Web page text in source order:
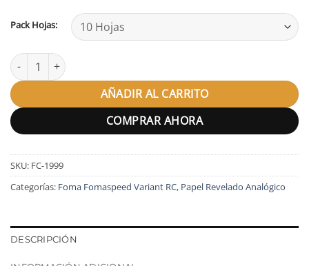
Pack Hojas:
Papel Fomaspeed Variant 50x60 cantidad
AÑADIR AL CARRITO
COMPRAR AHORA
SKU: FC-1999
Categorías: Foma Fomaspeed Variant RC, Papel Revelado Analógico
DESCRIPCIÓN